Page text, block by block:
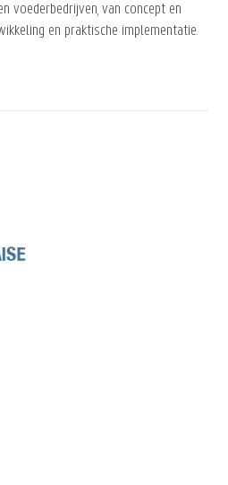
voederbedrijven, van concept en
en praktische implementatie.